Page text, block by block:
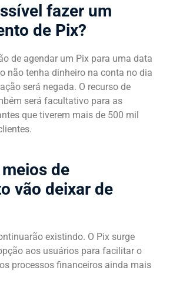
fazer um
de Pix?
de agendar um Pix para uma data
não tenha dinheiro na conta no dia
será negada. O recurso de
será facultativo para as
que tiverem mais de 500 mil
de
vão deixar de
existindo. O Pix surge
aos usuários para facilitar o
processos financeiros ainda mais